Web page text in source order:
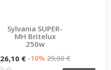
Sylvania SUPER-
MH Britelux
250w
26,10 € -10% 29,00 €